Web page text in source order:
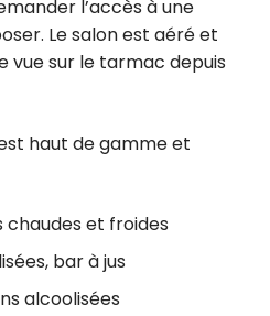
l’accès à une
Le salon est aéré et
vue sur le tarmac depuis
haut de gamme et
et froides
bar à jus
alcoolisées